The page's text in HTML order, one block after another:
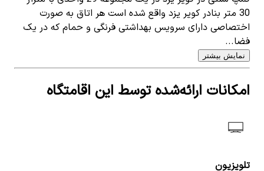
30 متر بنادر کویر یزد واقع شده است هر اتاق به صورت
اختصاصی دارای سرویس بهداشتی فرنگی و حمام که در یک
فضا...
نمایش بیشتر
امکانات ارائه‌شده توسط این اقامتگاه
تلویزیون